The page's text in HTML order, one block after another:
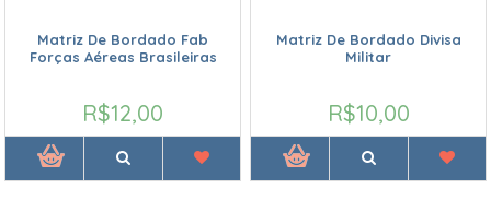
Matriz De Bordado Fab
Forças Aéreas Brasileiras
R$12,00
Matriz De Bordado Divisa
Militar
R$10,00